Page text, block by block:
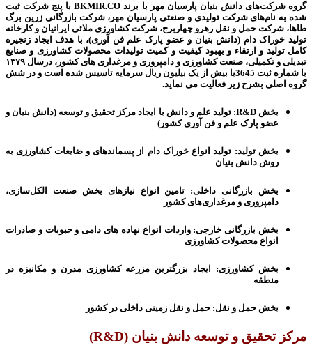
گروه شرکت‌های دانش بنیان پارسیان مهر با برند BKMIR.COبا پنج شرکت ثبت
شده به نام‌های شرکت تولیدی و صنعتی پارسیان مهر، شرکت بازرگانی زرین برگ
طاها، شرکت حمل و نقل رهرو چهاربرج، شرکت کشاورزی ملائی ایرانیان و کارخانه
تولید خوراک دام (دانش بنیان و عضو پارک علم فن آوری)، با هدف ایجاد زنجیره
کامل تولید و ارتقاء و بهبود کیفیت و کمیت تولیدات محصولات کشاورزی و صنایع
تبدیلی و تکمیلی، صنعت کشاورزی و دامپروری و مرغداری های کشور، درسال ۱۳۷۹
با شماره ثبت 3645
با بیش از یک بیلیون ریال سرمایه تاسیس شده است و در شش
گروه اصلی بشرح زیر فعالیت می نماید.
بخشR&D
: تولید علم و دانش با ایجاد مرکز تحقیق و توسعه (دانش بنیان و
عضو پارک علم و فن آوری کشور )
بخش تولید: تولید انواع خوراک دام از پسماندهای و ضایعات کشاورزی به
روش دانش بنیان
بخش بازرگانی داخلی: تامین انواع نیازهای بخش صنعت الکل‌سازی،
دامپروری و مرغداری­‌های کشور
بخش بازرگانی خارجی: واردات انواع نهاده های دامی و حبوبات و صادرات
انواع محصولات کشاورزی
بخش کشاورزی:
ایجاد بزرگترین مزرعه کشاورزی مدرن و مکانیزه در
منطقه
بخش حمل و نقل: حمل و نقل زمینی داخلی در کشور
مرکز تحقیق و توسعه دانش بنیان (R&D
)